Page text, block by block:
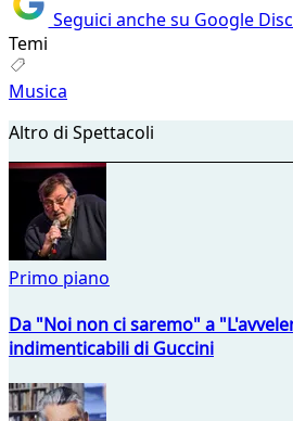
Seguici anche su Google
Temi
Musica
Altro di Spettacoli
Primo piano
Da "Noi non ci saremo" a
indimenticabili di Guccini